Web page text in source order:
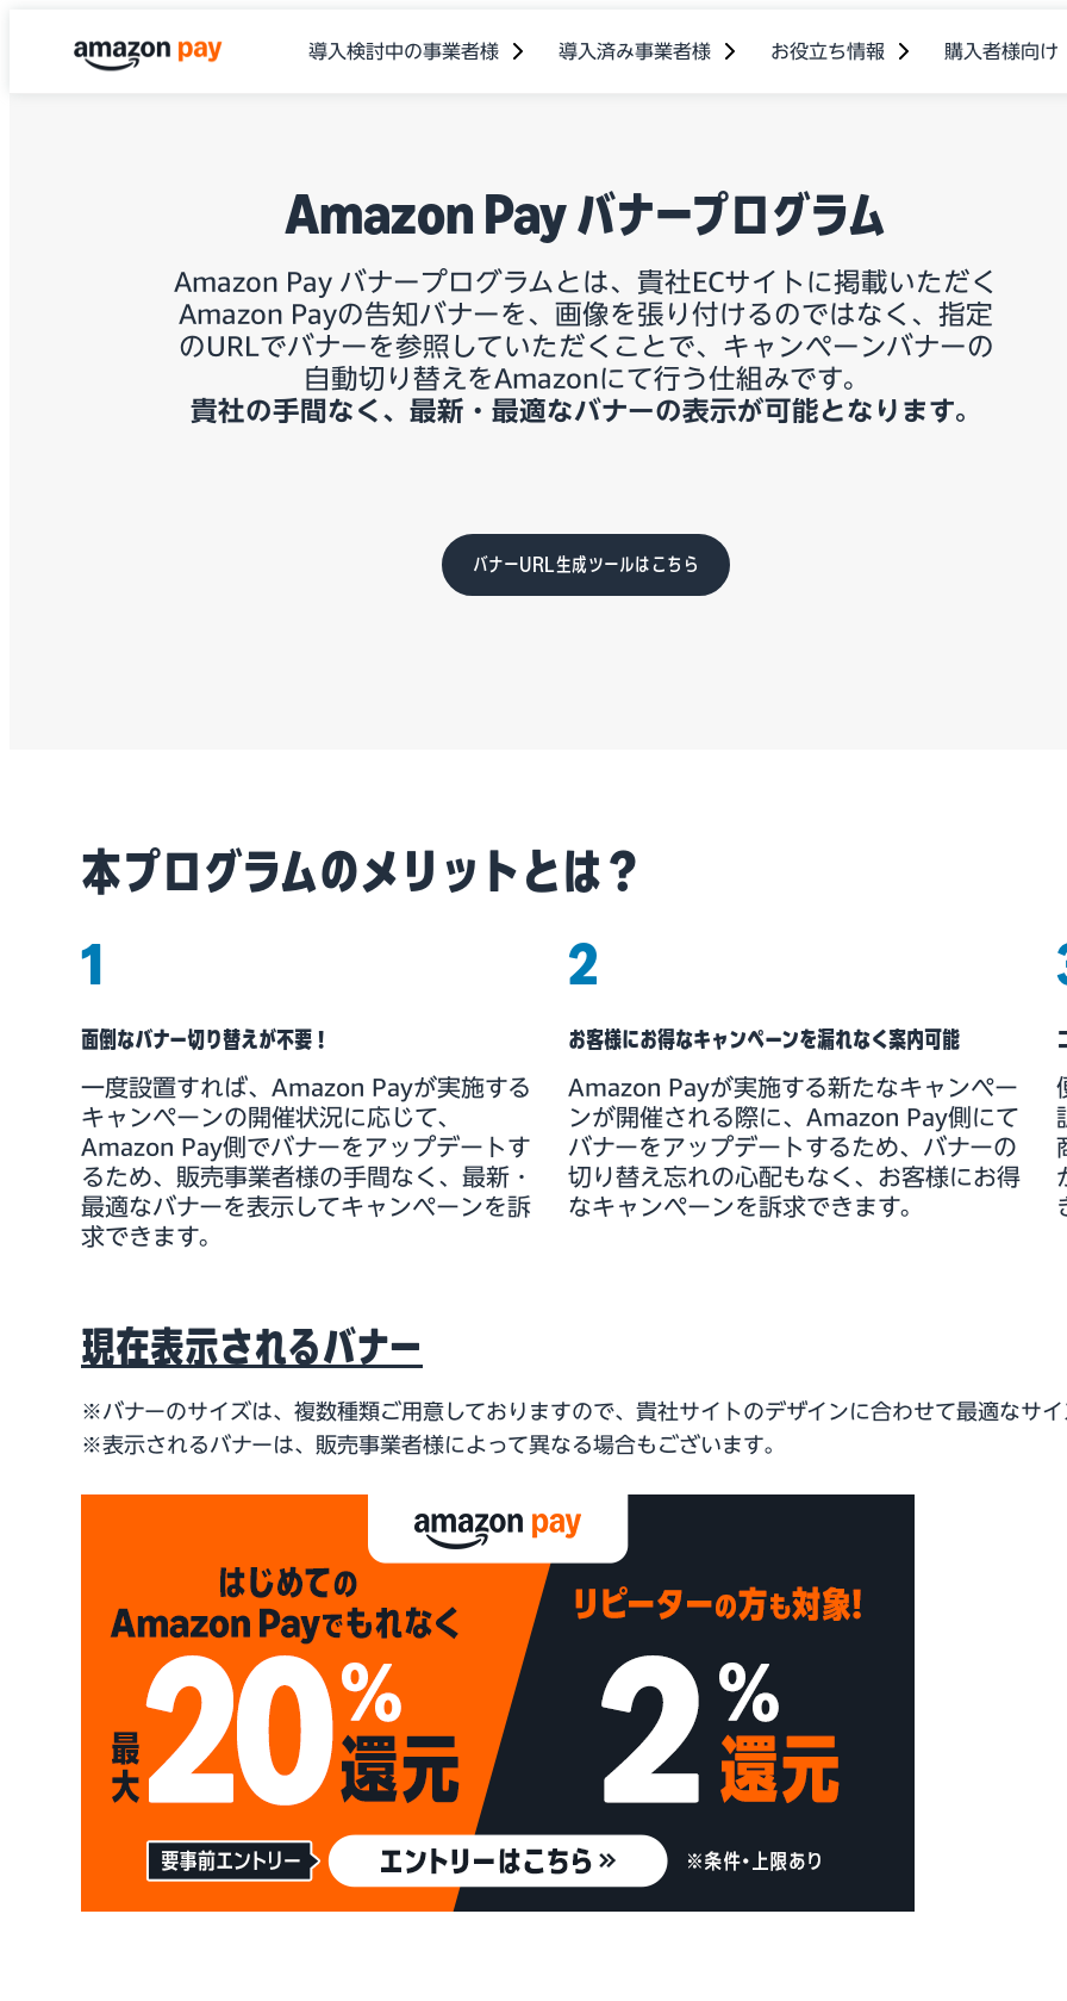
導入検討中の事業者様 導入済み事業者様 お役立ち情報 購入者様向け
Amazon Pay バナープログラム
Amazon Pay バナープログラムとは、貴社ECサイトに掲載いただく
Amazon Payの告知バナーを、画像を張り付けるのではなく、指定
のURLでバナーを参照していただくことで、キャンペーンバナーの
自動切り替えをAmazonにて行う仕組みです。
貴社の手間なく、最新・最適なバナーの表示が可能となります。
バナーURL生成ツールはこちら
本プログラムのメリットとは？
1
面倒なバナー切り替えが不要！
一度設置すれば、Amazon Payが実施する
キャンペーンの開催状況に応じて、
Amazon Pay側でバナーをアップデートす
るため、販売事業者様の手間なく、最新・
最適なバナーを表示してキャンペーンを訴
求できます。
2
お客様にお得なキャンペーンを漏れなく案内可能
Amazon Payが実施する新たなキャンペー
ンが開催される際に、Amazon Pay側にて
バナーをアップデートするため、バナーの
切り替え忘れの心配もなく、お客様にお得
なキャンペーンを訴求できます。
現在表示されるバナー
※バナーのサイズは、複数種類ご用意しておりますので、貴社サイトのデザインに合わせて最適なサイ
※表示されるバナーは、販売事業者様によって異なる場合もございます。